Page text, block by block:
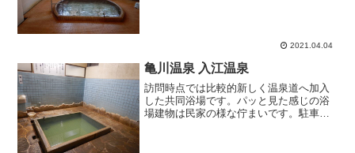
ます。駐車場はないので車な... 2021.04.04
亀川温泉 入江温泉
訪問時点では比較的新しく温泉道へ加入
した共同浴場です。パッと見た感じの浴
場建物は民家の様な佇まいです。駐車場